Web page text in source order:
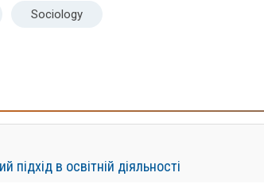
Sociology
підхід в освітній діяльності